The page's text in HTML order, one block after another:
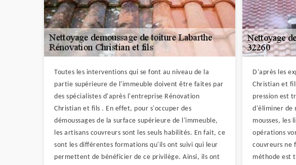
Toutes les interventions qui se font au niveau de la
partie supérieure de l'immeuble doivent être faites par
des spécialistes d'après l'entreprise Rénovation
Christian et fils . En effet, pour s'occuper des
démoussages de la surface supérieure de l'immeuble,
les artisans couvreurs sont les seuls habilités. En fait, ce
sont les différentes formations qu'ils ont suivi qui leur
permettent de bénéficier de ce privilège. Ainsi, ils ont
D'après les
Christian et
pression est
d'éliminer de
mousses, les
opérations
couvreurs ne
méthode est